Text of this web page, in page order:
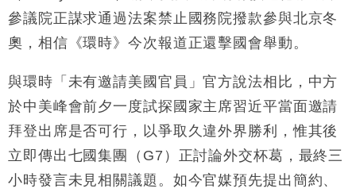
參議院正謀求通過法案禁止國務院撥款參與北京冬
奧，相信《環時》今次報道正還擊國會舉動。
與環時「未有邀請美國官員」官方說法相比，中方
於中美峰會前夕一度試探國家主席習近平當面邀請
拜登出席是否可行，以爭取久違外界勝利，惟其後
立即傳出七國集團（G7）正討論外交杯葛，最終三
小時發言未見相關議題。如今官媒預先提出簡約、